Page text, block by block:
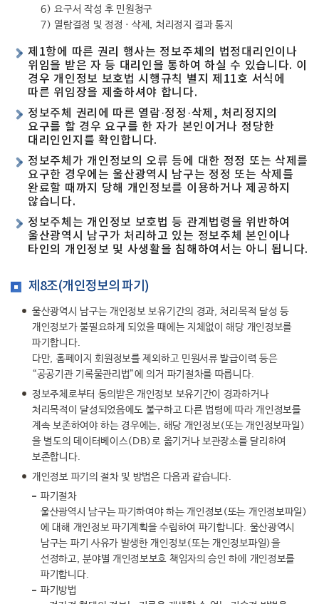
6) 요구서 작성 후 민원청구
7) 열람결정 및 정정ㆍ삭제, 처리정지 결과 통지
제1항에 따른 권리 행사는 정보주체의 법정대리인이나
위임을 받은 자 등 대리인을 통하여 하실 수 있습니다. 이
경우 개인정보 보호법 시행규칙 별지 제11호 서식에
따른 위임장을 제출하셔야 합니다.
정보주체 권리에 따른 열람·정정·삭제, 처리정지의
요구를 할 경우 요구를 한 자가 본인이거나 정당한
대리인인지를 확인합니다.
정보주체가 개인정보의 오류 등에 대한 정정 또는 삭제를
요구한 경우에는 울산광역시 남구는 정정 또는 삭제를
완료할 때까지 당해 개인정보를 이용하거나 제공하지
않습니다.
정보주체는 개인정보 보호법 등 관계법령을 위반하여
울산광역시 남구가 처리하고 있는 정보주체 본인이나
타인의 개인정보 및 사생활을 침해하여서는 아니 됩니다.
제8조(개인정보의 파기)
울산광역시 남구는 개인정보 보유기간의 경과, 처리목적 달성 등
개인정보가 불필요하게 되었을 때에는 지체없이 해당 개인정보를
파기합니다.
다만, 홈페이지 회원정보를 제외하고 민원서류 발급이력 등은
“공공기관 기록물관리법”에 의거 파기절차를 따릅니다.
정보주체로부터 동의받은 개인정보 보유기간이 경과하거나
처리목적이 달성되었음에도 불구하고 다른 법령에 따라 개인정보를
계속 보존하여야 하는 경우에는, 해당 개인정보(또는 개인정보파일)
을 별도의 데이터베이스(DB)로 옮기거나 보관장소를 달리하여
보존합니다.
개인정보 파기의 절차 및 방법은 다음과 같습니다.
파기절차
울산광역시 남구는 파기하여야 하는 개인정보(또는 개인정보파일)
에 대해 개인정보 파기계획을 수립하여 파기합니다. 울산광역시
남구는 파기 사유가 발생한 개인정보(또는 개인정보파일)을
선정하고, 분야별 개인정보보호 책임자의 승인 하에 개인정보를
파기합니다.
파기방법